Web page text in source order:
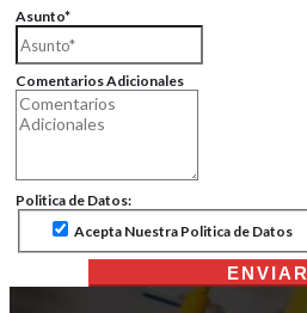
Asunto*
Comentarios Adicionales
Politica de Datos:
Acepta Nuestra Politica de Datos
ENVIAR